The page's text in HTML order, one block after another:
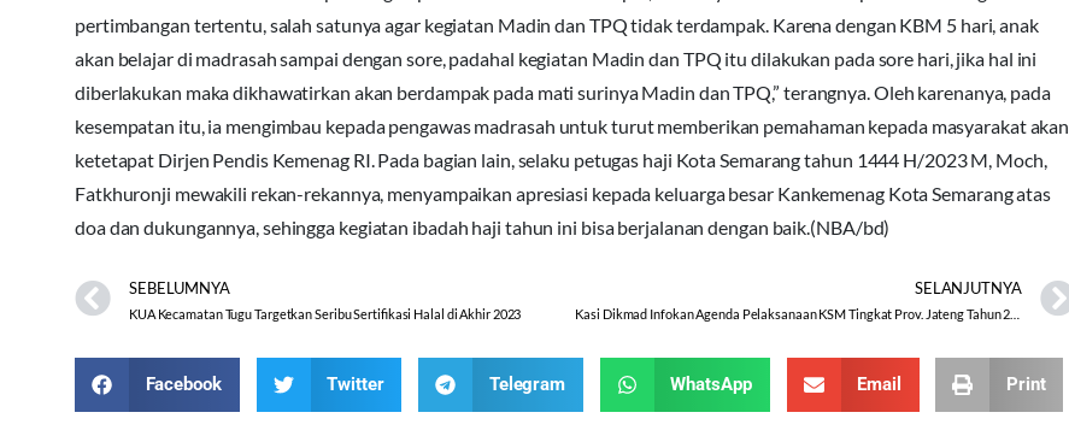
pertimbangan tertentu, salah satunya agar kegiatan Madin dan TPQ tidak terdampak. Karena dengan KBM 5 hari, anak
akan belajar di madrasah sampai dengan sore, padahal kegiatan Madin dan TPQ itu dilakukan pada sore hari, jika hal ini
diberlakukan maka dikhawatirkan akan berdampak pada mati surinya Madin dan TPQ,” terangnya. Oleh karenanya, pada
kesempatan itu, ia mengimbau kepada pengawas madrasah untuk turut memberikan pemahaman kepada masyarakat akan
ketetapat Dirjen Pendis Kemenag RI. Pada bagian lain, selaku petugas haji Kota Semarang tahun 1444 H/2023 M, Moch,
Fatkhuronji mewakili rekan-rekannya, menyampaikan apresiasi kepada keluarga besar Kankemenag Kota Semarang atas
doa dan dukungannya, sehingga kegiatan ibadah haji tahun ini bisa berjalanan dengan baik.(NBA/bd)
SEBELUMNYA
KUA Kecamatan Tugu Targetkan Seribu Sertifikasi Halal di Akhir 2023
SELANJUTNYA
Facebook Twitter Telegram WhatsApp Email Print